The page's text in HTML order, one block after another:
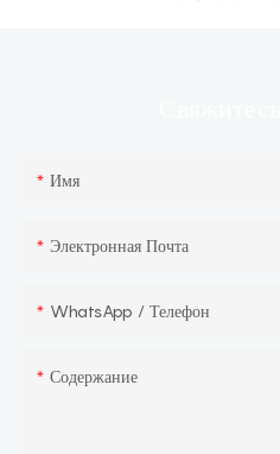
Имя
Электронная Почта
WhatsApp / Телефон
Содержание